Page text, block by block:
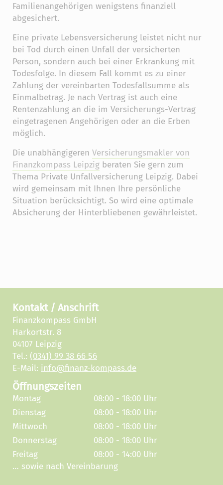
Familienangehörigen wenigstens finanziell
abgesichert.
Eine private Lebensversicherung leistet nicht nur
bei Tod durch einen Unfall der versicherten
Person, sondern auch bei einer Erkrankung mit
Todesfolge. In diesem Fall kommt es zu einer
Zahlung der vereinbarten Todesfallsumme als
Einmalbetrag. Je nach Vertrag ist auch eine
Rentenzahlung an die im Versicherungs-Vertrag
eingetragenen Angehörigen oder an die Erben
möglich.
Die unabhängigeren Versicherungsmakler von
Finanzkompass Leipzig beraten Sie gern zum
Thema Private Unfallversicherung Leipzig. Dabei
wird gemeinsam mit Ihnen Ihre persönliche
Situation berücksichtigt. So wird eine optimale
Absicherung der Hinterbliebenen gewährleistet.
Kontakt / Anschrift
Finanzkompass GmbH
Harkortstr. 8
04107 Leipzig
Tel.: (0341) 99 38 66 56
E-Mail: info@finanz-kompass.de
Öffnungszeiten
Montag
08:00 - 18:00 Uhr
Dienstag
08:00 - 18:00 Uhr
Mittwoch
08:00 - 18:00 Uhr
Donnerstag
08:00 - 18:00 Uhr
Freitag
08:00 - 14:00 Uhr
… sowie nach Vereinbarung